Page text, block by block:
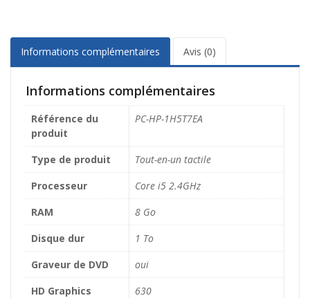
Informations complémentaires Avis (0)
Informations complémentaires
Référence du
produit
PC-HP-1H5T7EA
Type de produit
Tout-en-un tactile
Processeur
Core i5 2.4GHz
RAM
8 Go
Disque dur
1 To
Graveur de DVD
oui
HD Graphics
630